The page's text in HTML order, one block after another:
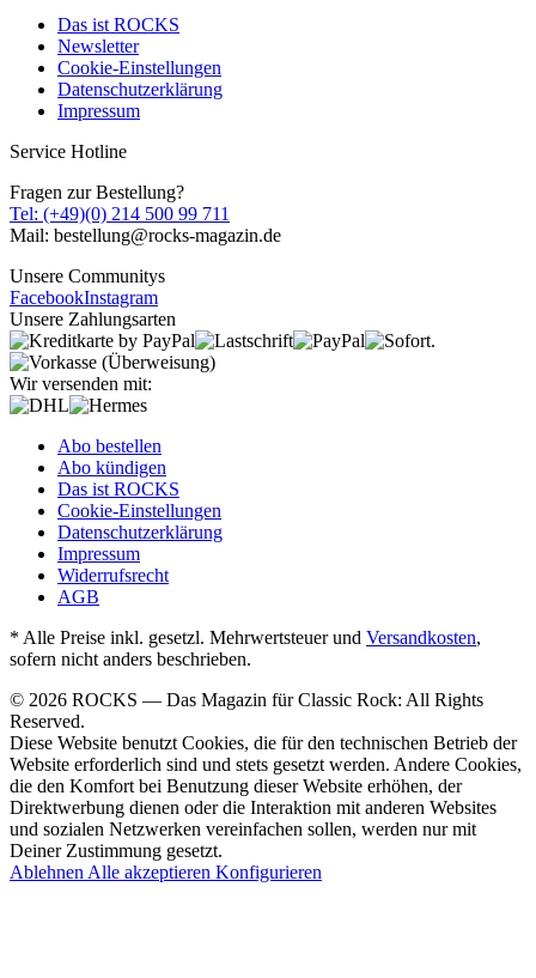
Das ist ROCKS
Newsletter
Cookie-Einstellungen
Datenschutzerklärung
Impressum
Service Hotline
Fragen zur Bestellung?
Tel: (+49)(0) 214 500 99 711
Mail: bestellung@rocks-magazin.de
Unsere Communitys
FacebookInstagram
Unsere Zahlungsarten
Wir versenden mit:
Abo bestellen
Abo kündigen
Das ist ROCKS
Cookie-Einstellungen
Datenschutzerklärung
Impressum
Widerrufsrecht
AGB
* Alle Preise inkl. gesetzl. Mehrwertsteuer und Versandkosten,
sofern nicht anders beschrieben.
© 2026 ROCKS — Das Magazin für Classic Rock: All Rights
Reserved.
Diese Website benutzt Cookies, die für den technischen Betrieb der
Website erforderlich sind und stets gesetzt werden. Andere Cookies,
die den Komfort bei Benutzung dieser Website erhöhen, der
Direktwerbung dienen oder die Interaktion mit anderen Websites
und sozialen Netzwerken vereinfachen sollen, werden nur mit
Deiner Zustimmung gesetzt.
Ablehnen Alle akzeptieren Konfigurieren